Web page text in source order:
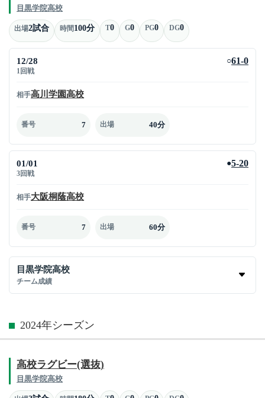
目黒学院高校
出場2試合 時間100分 T0 G0 PG0 DG0
12/28
1回戦
○61-0
相手高川学園高校
番号 7 出場 40分
01/01
3回戦
●5-20
相手大阪桐蔭高校
番号 7 出場 60分
目黒学院高校
チーム成績
2024年シーズン
高校ラグビー(選抜)
目黒学院高校